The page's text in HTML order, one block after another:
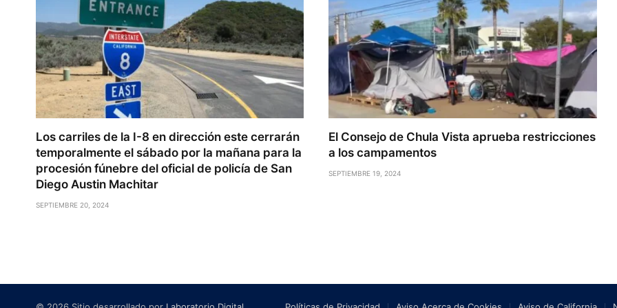
Los carriles de la I-8 en dirección este cerrarán
temporalmente el sábado por la mañana para la
procesión fúnebre del oficial de policía de San
Diego Austin Machitar
SEPTIEMBRE 20, 2024
El Consejo de Chula Vista aprueba restricciones
a los campamentos
SEPTIEMBRE 19, 2024